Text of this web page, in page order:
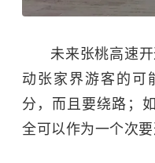
未来张桃高速
动张家界游客的可
分，而且要绕路；
全可以作为一个次要